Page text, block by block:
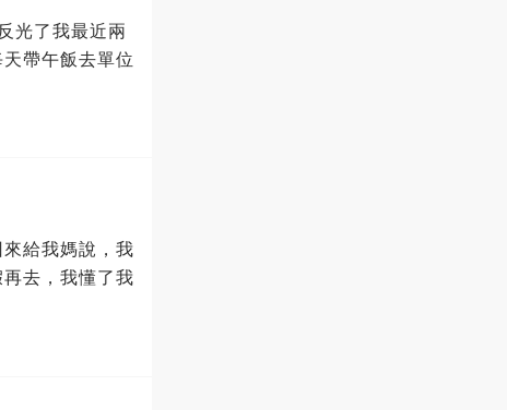
光了我最近兩
帶午飯去單位
給我媽說，我
去，我懂了我